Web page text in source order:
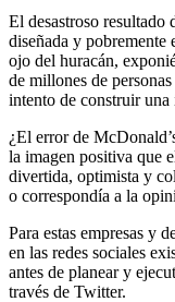
El desastroso resultado
diseñada y pobremente
ojo del huracán,
de millones de
intento de construir
¿El error de
la imagen positiva que
divertida, optimista y
o correspondía a la
Para estas empresas y
en las redes sociales
antes de planear y
través de Twitter.